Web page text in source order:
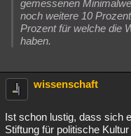
gemessenen
noch weitere 10
Prozent für welche die
haben.
wissenschaft
Ist schon lustig, dass sich
Stiftung für politische Kultur